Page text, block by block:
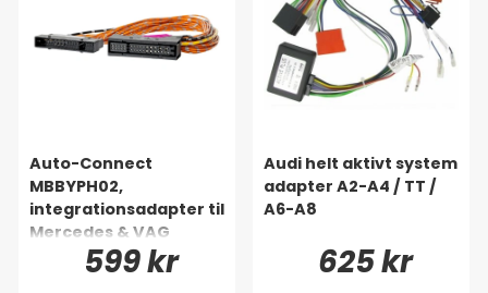
Auto-Connect
MBBYPH02,
integrationsadapter til
Mercedes & VAG
599 kr
Audi helt aktivt system
adapter A2-A4 / TT /
A6-A8
625 kr